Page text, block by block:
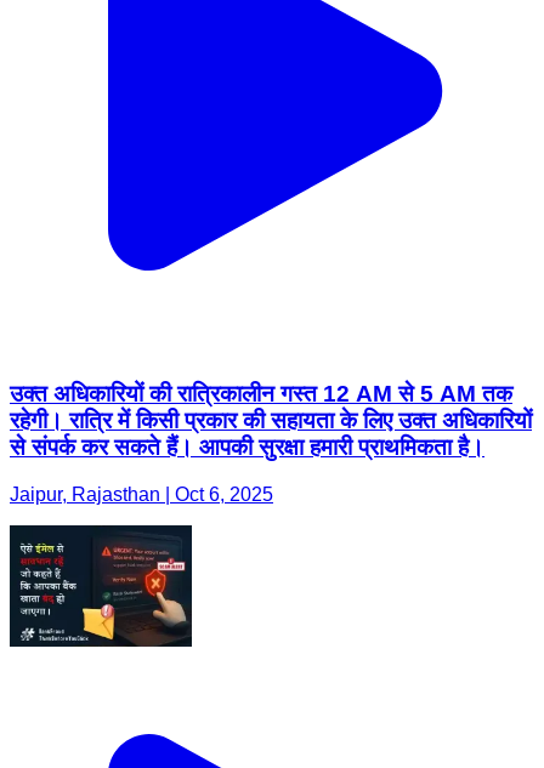
उक्त अधिकारियों की रात्रिकालीन गस्त 12 AM से 5 AM तक
रहेगी। रात्रि में किसी प्रकार की सहायता के लिए उक्त अधिकारियों
से संपर्क कर सकते हैं। आपकी सुरक्षा हमारी प्राथमिकता है।
Jaipur, Rajasthan | Oct 6, 2025